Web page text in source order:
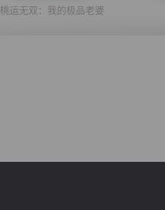
桃运无双：我的极品老婆